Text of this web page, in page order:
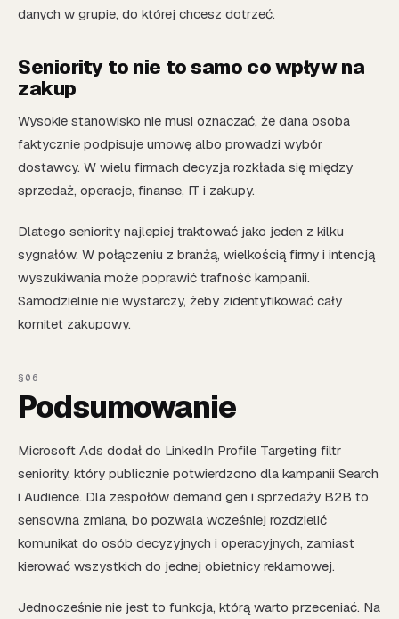
danych w grupie, do której chcesz dotrzeć.
Seniority to nie to samo co wpływ na
zakup
Wysokie stanowisko nie musi oznaczać, że dana osoba
faktycznie podpisuje umowę albo prowadzi wybór
dostawcy. W wielu firmach decyzja rozkłada się między
sprzedaż, operacje, finanse, IT i zakupy.
Dlatego seniority najlepiej traktować jako jeden z kilku
sygnałów. W połączeniu z branżą, wielkością firmy i intencją
wyszukiwania może poprawić trafność kampanii.
Samodzielnie nie wystarczy, żeby zidentyfikować cały
komitet zakupowy.
Podsumowanie
Microsoft Ads dodał do LinkedIn Profile Targeting filtr
seniority, który publicznie potwierdzono dla kampanii Search
i Audience. Dla zespołów demand gen i sprzedaży B2B to
sensowna zmiana, bo pozwala wcześniej rozdzielić
komunikat do osób decyzyjnych i operacyjnych, zamiast
kierować wszystkich do jednej obietnicy reklamowej.
Jednocześnie nie jest to funkcja, którą warto przeceniać. Na